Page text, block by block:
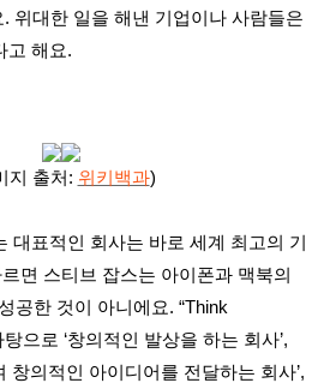
. 위대한 일을 해낸 기업이나 사람들은
고 해요.
지 출처: 위키백과)
대표적인 회사는 바로 세계 최고의 기
면 스티브 잡스는 아이폰과 맥북의
공한 것이 아니에요. “Think
으로 ‘창의적인 발상을 하는 회사’,
창의적인 아이디어를 전달하는 회사’,